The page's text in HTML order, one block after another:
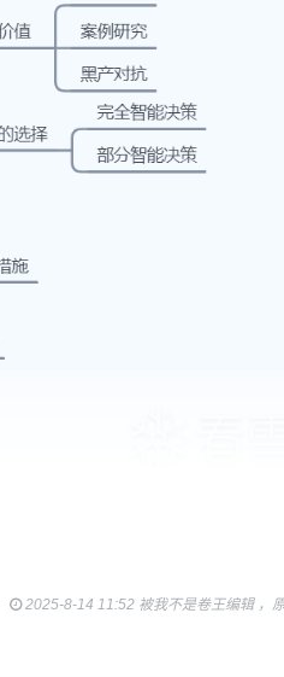
2025-8-14 11:52 被我不是卷王编辑 ，